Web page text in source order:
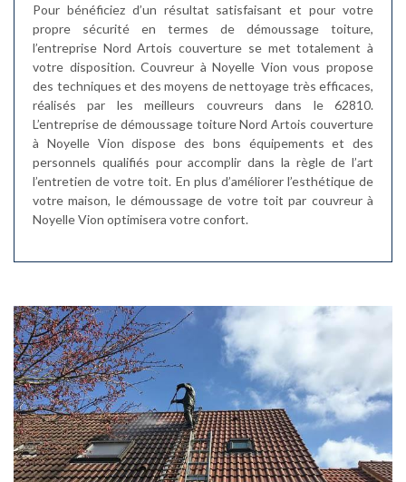
Pour bénéficiez d’un résultat satisfaisant et pour votre
propre sécurité en termes de démoussage toiture,
l’entreprise Nord Artois couverture se met totalement à
votre disposition. Couvreur à Noyelle Vion vous propose
des techniques et des moyens de nettoyage très efficaces,
réalisés par les meilleurs couvreurs dans le 62810.
L’entreprise de démoussage toiture Nord Artois couverture
à Noyelle Vion dispose des bons équipements et des
personnels qualifiés pour accomplir dans la règle de l’art
l’entretien de votre toit. En plus d’améliorer l’esthétique de
votre maison, le démoussage de votre toit par couvreur à
Noyelle Vion optimisera votre confort.